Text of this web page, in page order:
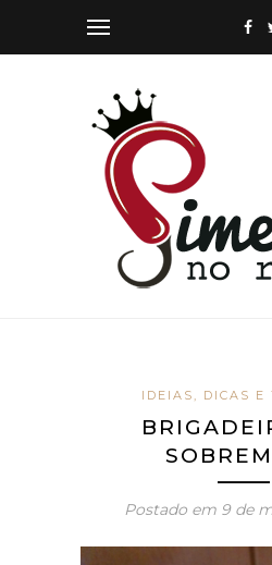
IDEIAS, DICAS E
Postado em 9 de